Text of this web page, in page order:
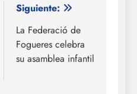
Siguiente:
La Federació de
Fogueres celebra
su asamblea infantil